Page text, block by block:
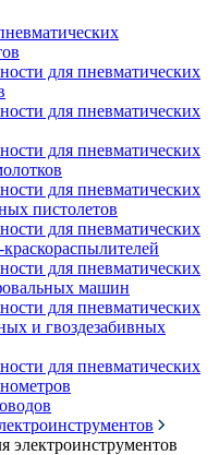
для пневматических
для пневматических
для пневматических
для пневматических
пистолетов
для пневматических
для пневматических
машин
для пневматических
и гвоздезабивных
для пневматических
электроинструментов